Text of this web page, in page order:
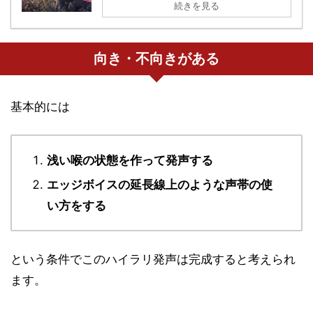
続きを見る
向き・不向きがある
基本的には
浅い喉の状態を作って発声する
エッジボイスの延長線上のような声帯の使
い方をする
という条件でこのハイラリ発声は完成すると考えられ
ます。